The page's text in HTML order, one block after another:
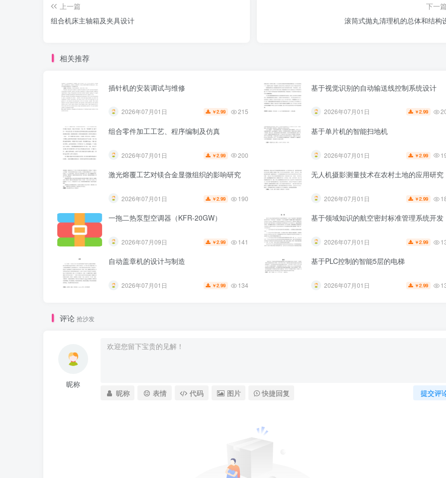
上一篇
组合机床主轴箱及夹具设计
下一
滚筒式抛丸清理机的总体和结构
相关推荐
插针机的安装调试与维修
2026年07月01日 ￥2.99 215
基于视觉识别的自动输送线控制系统设计
2026年07月01日 ￥2.99
组合零件加工工艺、程序编制及仿真
2026年07月01日 ￥2.99 200
基于单片机的智能扫地机
2026年07月01日 ￥2.99
激光熔覆工艺对镁合金显微组织的影响研究
2026年07月01日 ￥2.99 190
无人机摄影测量技术在农村土地的应用研究
2026年07月01日 ￥2.99
一拖二热泵型空调器（KFR-20GW）
2026年07月09日 ￥2.99 141
基于领域知识的航空密封标准管理系统开发
2026年07月01日 ￥2.99
自动盖章机的设计与制造
2026年07月01日 ￥2.99 134
基于PLC控制的智能5层的电梯
2026年07月01日 ￥2.99
评论 抢沙发
昵称
提交评
昵称 表情 代码 图片 快捷回复